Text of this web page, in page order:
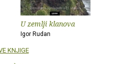
U zemlji klanova
Igor Rudan
KNJIGE